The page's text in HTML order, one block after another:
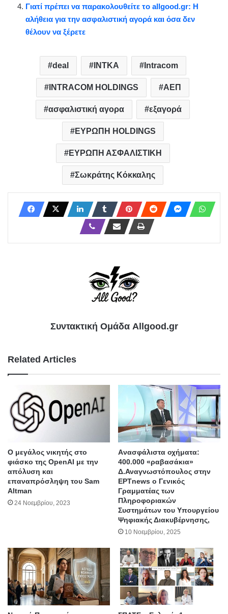
Γιατί πρέπει να παρακολουθείτε το allgood.gr: Η
αλήθεια για την ασφαλιστική αγορά και όσα δεν
θέλουν να ξέρετε
deal INTKA Intracom
INTRACOM HOLDINGS ΑΕΠ
ασφαλιστική αγορα εξαγορά
ΕΥΡΩΠΗ HOLDINGS
ΕΥΡΩΠΗ ΑΣΦΑΛΙΣΤΙΚΗ
Σωκράτης Κόκκαλης
Συντακτική Ομάδα Allgood.gr
Related Articles
Ο μεγάλος νικητής στο
φιάσκο της OpenAI με την
απόλυση και
επαναπρόσληψη του Sam
Altman
24 Νοεμβρίου, 2023
Aνασφάλιστα οχήματα:
400.000 «ραβασάκια»
Δ.Αναγνωστόπουλος στην
ΕΡΤnews ο Γενικός
Γραμματέας των
Πληροφοριακών
Συστημάτων του Υπουργείου
Ψηφιακής Διακυβέρνησης,
10 Νοεμβρίου, 2025